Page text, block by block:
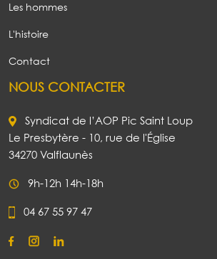
Les hommes
L'histoire
Contact
NOUS CONTACTER
Syndicat de l’AOP Pic Saint Loup
Le Presbytère - 10, rue de l'Église
34270 Valflaunès
9h-12h 14h-18h
04 67 55 97 47